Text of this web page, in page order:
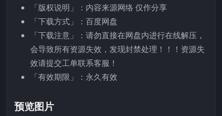
「版权说明」：内容来源网络 仅作分享
「下载方式」：百度网盘
「下载注意」：请勿直接在网盘内进行在线解压，
会导致所有资源失效，发现封禁处理！！！资源失
效请提交工单联系客服！
「有效期限」：永久有效
预览图片